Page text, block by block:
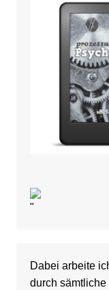
"
Dabei arbeite
durch